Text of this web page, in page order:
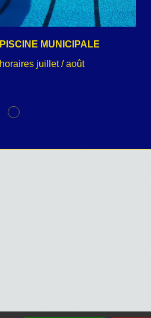
PISCINE MUNICIPALE
horaires juillet / août